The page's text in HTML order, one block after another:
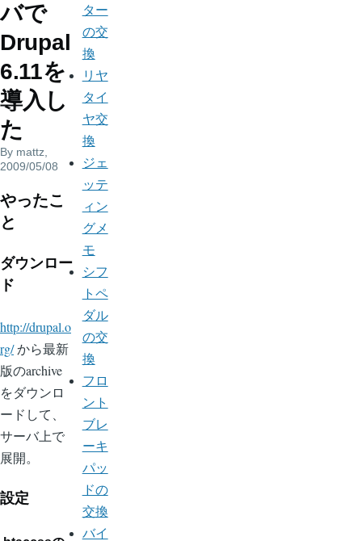
バで
Drupal
6.11を
導入し
た
By mattz
2009/05/08
やったこ
と
ダウンロー
ド
http://drupal.o
rg/から最新
版のarchive
をダウンロ
ードして、
サーバ上で
展開。
設定
ター
の交
換
リヤ
タイ
ヤ交
換
ジェ
ッテ
ィン
グメ
モ
シフ
トペ
ダル
の交
換
フロ
ント
ブレ
ーキ
パッ
ドの
交換
バイ